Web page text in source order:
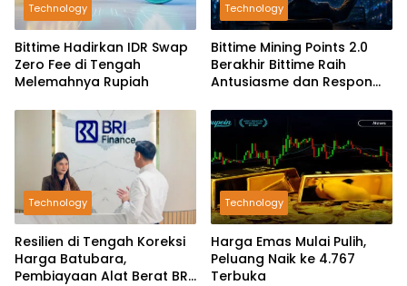
Technology
Bittime Hadirkan IDR Swap
Zero Fee di Tengah
Melemahnya Rupiah
Technology
Bittime Mining Points 2.0
Berakhir Bittime Raih
Antusiasme dan Respon
Technology
Resilien di Tengah Koreksi
Harga Batubara,
Pembiayaan Alat Berat BRI
Technology
Harga Emas Mulai Pulih,
Peluang Naik ke 4.767
Terbuka